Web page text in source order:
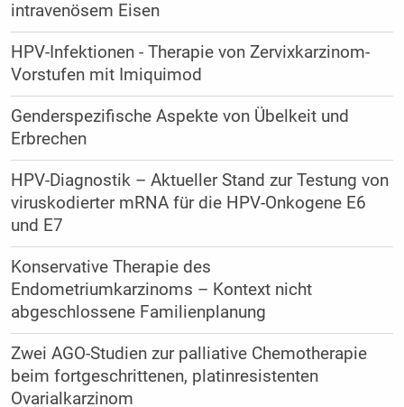
intravenösem Eisen
HPV-Infektionen - Therapie von Zervixkarzinom-
Vorstufen mit Imiquimod
Genderspezifische Aspekte von Übelkeit und
Erbrechen
HPV-Diagnostik – Aktueller Stand zur Testung von
viruskodierter mRNA für die HPV-Onkogene E6
und E7
Konservative Therapie des
Endometriumkarzinoms – Kontext nicht
abgeschlossene Familienplanung
Zwei AGO-Studien zur palliative Chemotherapie
beim fortgeschrittenen, platinresistenten
Ovarialkarzinom